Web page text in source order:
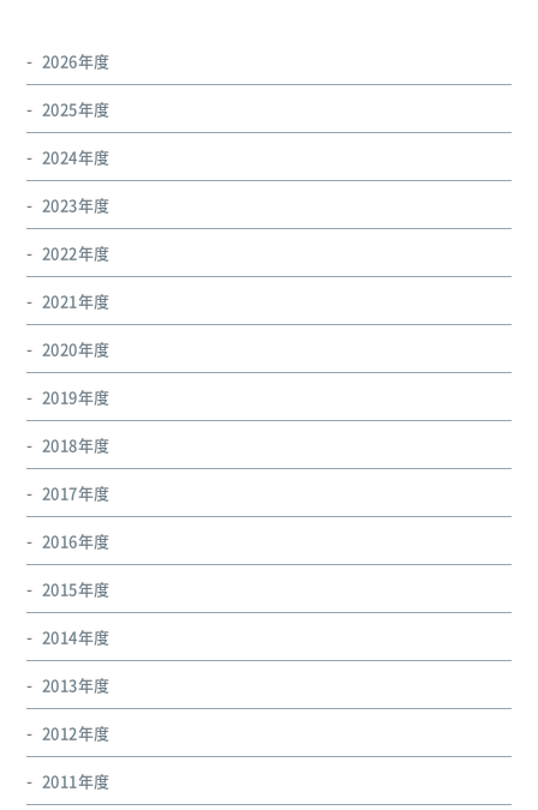
2026年度
2025年度
2024年度
2023年度
2022年度
2021年度
2020年度
2019年度
2018年度
2017年度
2016年度
2015年度
2014年度
2013年度
2012年度
2011年度